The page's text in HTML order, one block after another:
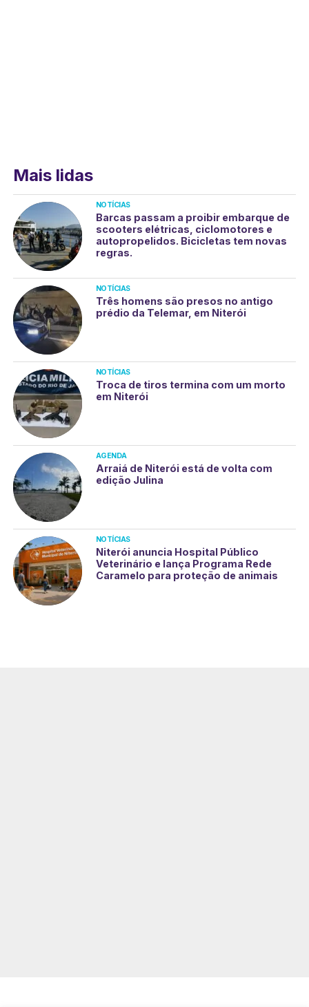
Mais lidas
NOTÍCIAS
Barcas passam a proibir embarque de
scooters elétricas, ciclomotores e
autopropelidos. Bicicletas tem novas
regras.
NOTÍCIAS
Três homens são presos no antigo
prédio da Telemar, em Niterói
NOTÍCIAS
Troca de tiros termina com um morto
em Niterói
AGENDA
Arraiá de Niterói está de volta com
edição Julina
NOTÍCIAS
Niterói anuncia Hospital Público
Veterinário e lança Programa Rede
Caramelo para proteção de animais